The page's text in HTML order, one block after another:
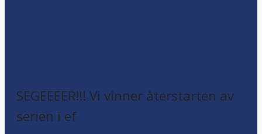
SEGEEEER!!! Vi vinner återstarten av
serien i ef